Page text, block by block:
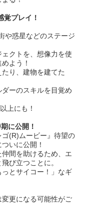
プレイ！
や惑星などのステージ
クトを、想像力を使
よう！
り、建物を建てた
ーのスキルを目覚め
上にも！
に公開！
(R)ムービー』待望の
いに公開！
間を助けるため、エ
び立つことに。
とサイコー！」なギ
更になる可能性がご